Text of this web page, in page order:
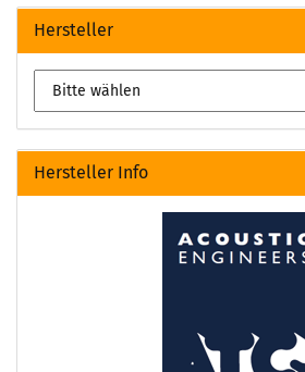
Hersteller
Hersteller Info